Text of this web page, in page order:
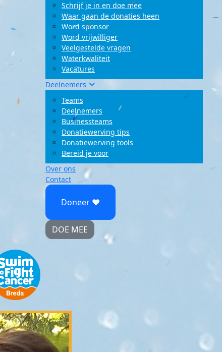
Schrijf je in en doe mee
Waar gaan de donaties heen
Word sponsor
Word vrijwilliger
Veelgestelde vragen
Waterkwaliteit
Vacatures
Deelnemers
Teams
Deelnemers
Businessteams
Donatiewerving tips
Donatiewerving tools
Bereid je voor
Over ons
Contact
Doneer ♥
DOE MEE